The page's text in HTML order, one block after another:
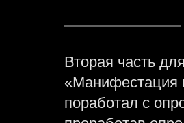
Вторая часть
«Манифестация
поработал с